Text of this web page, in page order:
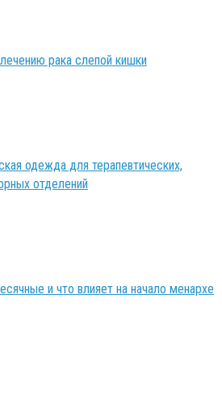
рака слепой кишки
одежда для терапевтических,
отделений
и что влияет на начало менархе